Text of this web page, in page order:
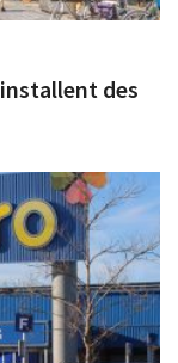
des